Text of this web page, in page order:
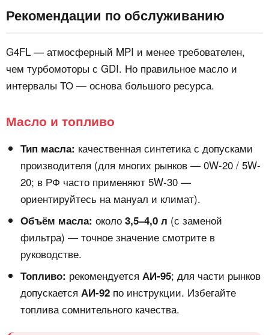
Рекомендации по обслуживанию
G4FL — атмосферный MPI и менее требователен,
чем турбомоторы с GDI. Но правильное масло и
интервалы ТО — основа большого ресурса.
Масло и топливо
Тип масла: качественная синтетика с допусками
производителя (для многих рынков — 0W-20 / 5W-
20; в РФ часто применяют 5W-30 —
ориентируйтесь на мануал и климат).
Объём масла: около 3,5–4,0 л (с заменой
фильтра) — точное значение смотрите в
руководстве.
Топливо: рекомендуется АИ-95; для части рынков
допускается АИ-92 по инструкции. Избегайте
топлива сомнительного качества.